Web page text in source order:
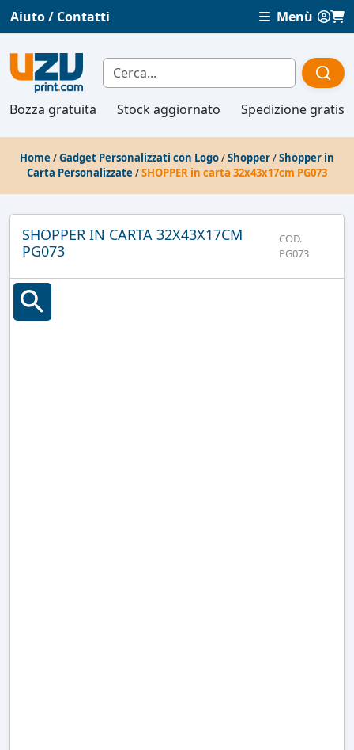
Aiuto / Contatti Menù
Bozza gratuita Stock aggiornato Spedizione gratis
Home /Gadget Personalizzati con Logo/Shopper/Shopper in
Carta Personalizzate /SHOPPER in carta 32x43x17cm PG073
SHOPPER IN CARTA 32X43X17CM
PG073
COD.
PG073